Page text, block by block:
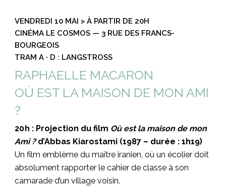
VENDREDI 10 MAI > À PARTIR DE 20H
CINÉMA LE COSMOS — 3 RUE DES FRANCS-
BOURGEOIS
TRAM A · D : LANGSTROSS
RAPHAELLE MACARON
OÙ EST LA MAISON DE MON AMI
?
20 h : Projection du film Où est la maison de mon
Ami ?d’Abbas Kiarostami (1987 – durée : 1h19)
Un film emblème du maître iranien, où un écolier doit
absolument rapporter le cahier de classe à son
camarade d’un village voisin.